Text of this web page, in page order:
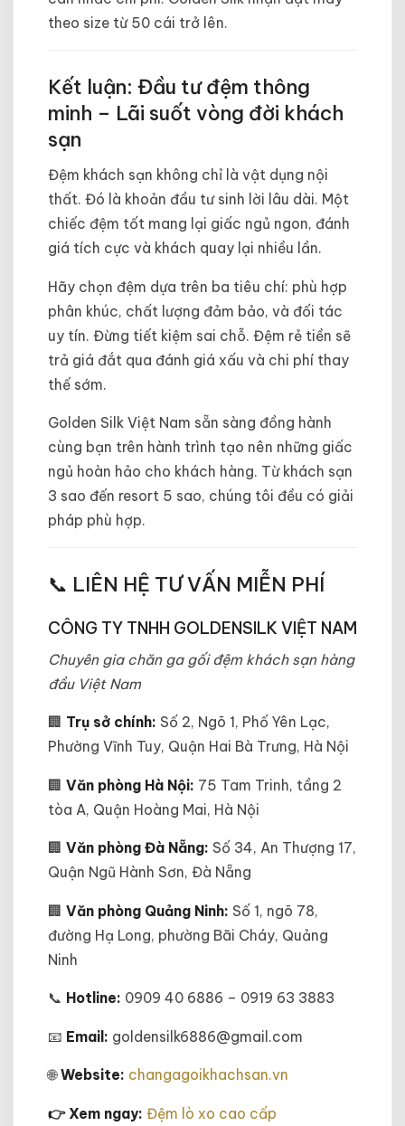
theo size từ 50 cái trở lên.
Kết luận: Đầu tư đệm thông
minh – Lãi suốt vòng đời khách
sạn
Đệm khách sạn không chỉ là vật dụng nội
thất. Đó là khoản đầu tư sinh lời lâu dài. Một
chiếc đệm tốt mang lại giấc ngủ ngon, đánh
giá tích cực và khách quay lại nhiều lần.
Hãy chọn đệm dựa trên ba tiêu chí: phù hợp
phân khúc, chất lượng đảm bảo, và đối tác
uy tín. Đừng tiết kiệm sai chỗ. Đệm rẻ tiền sẽ
trả giá đắt qua đánh giá xấu và chi phí thay
thế sớm.
Golden Silk Việt Nam sẵn sàng đồng hành
cùng bạn trên hành trình tạo nên những giấc
ngủ hoàn hảo cho khách hàng. Từ khách sạn
3 sao đến resort 5 sao, chúng tôi đều có giải
pháp phù hợp.
📞 LIÊN HỆ TƯ VẤN MIỄN PHÍ
CÔNG TY TNHH GOLDENSILK VIỆT NAM
Chuyên gia chăn ga gối đệm khách sạn hàng
đầu Việt Nam
🏢 Trụ sở chính: Số 2, Ngõ 1, Phố Yên Lạc,
Phường Vĩnh Tuy, Quận Hai Bà Trưng, Hà Nội
🏢 Văn phòng Hà Nội: 75 Tam Trinh, tầng 2
tòa A, Quận Hoàng Mai, Hà Nội
🏢 Văn phòng Đà Nẵng: Số 34, An Thượng 17,
Quận Ngũ Hành Sơn, Đà Nẵng
🏢 Văn phòng Quảng Ninh: Số 1, ngõ 78,
đường Hạ Long, phường Bãi Cháy, Quảng
Ninh
📞 Hotline: 0909 40 6886 – 0919 63 3883
📧 Email: goldensilk6886@gmail.com
🌐Website: changagoikhachsan.vn
👉 Xem ngay: Đệm lò xo cao cấp